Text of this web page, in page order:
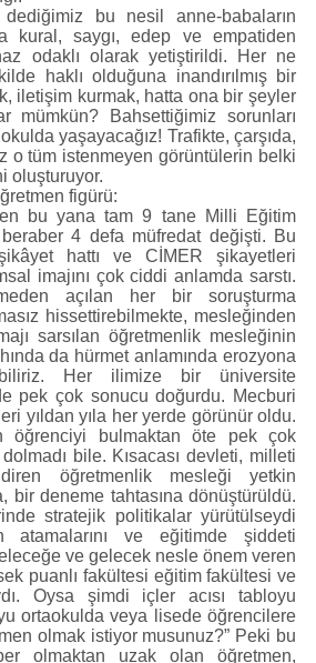
bu nesil anne-babaların
kural, saygı, edep ve empatiden
odaklı olarak yetiştirildi. Her ne
haklı olduğuna inandırılmış bir
iletişim kurmak, hatta ona bir şeyler
mümkün? Bahsettiğimiz sorunları
yaşayacağız! Trafikte, çarşıda,
o tüm istenmeyen görüntülerin belki
oluşturuyor.
figürü:
bu yana tam 9 tane Milli Eğitim
beraber 4 defa müfredat değişti. Bu
hattı ve CİMER şikayetleri
imajını çok ciddi anlamda sarstı.
açılan her bir soruşturma
hissettirebilmekte, mesleğinden
sarsılan öğretmenlik mesleğinin
da hürmet anlamında erozyona
Her ilimize bir üniversite
pek çok sonucu doğurdu. Mecburi
yıldan yıla her yerde görünür oldu.
öğrenciyi bulmaktan öte pek çok
bile. Kısacası devleti, milleti
öğretmenlik mesleği yetkin
bir deneme tahtasına dönüştürüldü.
stratejik politikalar yürütülseydi
atamalarını ve eğitimde şiddeti
ve gelecek nesle önem veren
puanlı fakültesi eğitim fakültesi ve
Oysa şimdi içler acısı tabloyu
ortaokulda veya lisede öğrencilere
olmak istiyor musunuz?” Peki bu
olmaktan uzak olan öğretmen,